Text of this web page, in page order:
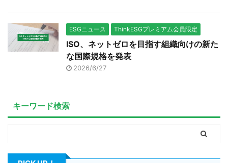
ESGニュース ThinkESGプレミアム会員限定
ISO、ネットゼロを目指す組織向けの新た
な国際規格を発表
2026/6/27
キーワード検索